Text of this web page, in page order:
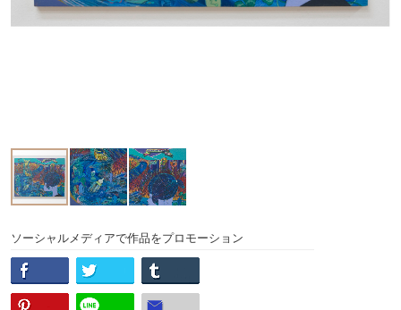
ソーシャルメディアで作品をプロモーション